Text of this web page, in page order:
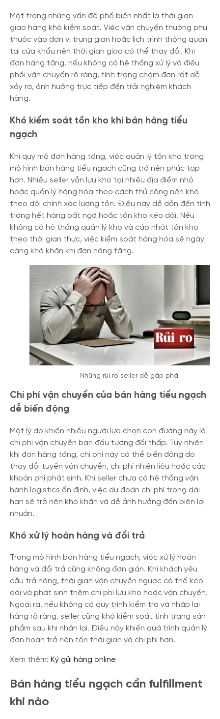
Một trong những vấn đề phổ biến nhất là thời gian
giao hàng khó kiểm soát. Việc vận chuyển thường phụ
thuộc vào đơn vị trung gian hoặc lịch trình thông quan
tại cửa khẩu nên thời gian giao có thể thay đổi. Khi
đơn hàng tăng, nếu không có hệ thống xử lý và điều
phối vận chuyển rõ ràng, tình trạng chậm đơn rất dễ
xảy ra, ảnh hưởng trực tiếp đến trải nghiệm khách
hàng.
Khó kiểm soát tồn kho khi bán hàng tiểu
ngạch
Khi quy mô đơn hàng tăng, việc quản lý tồn kho trong
mô hình bán hàng tiểu ngạch cũng trở nên phức tạp
hơn. Nhiều seller vẫn lưu kho tại nhiều địa điểm nhỏ
hoặc quản lý hàng hóa theo cách thủ công nên khó
theo dõi chính xác lượng tồn. Điều này dễ dẫn đến tình
trạng hết hàng bất ngờ hoặc tồn kho kéo dài. Nếu
không có hệ thống quản lý kho và cập nhật tồn kho
theo thời gian thực, việc kiểm soát hàng hóa sẽ ngày
càng khó khăn khi đơn hàng tăng.
Những rủi ro seller dễ gặp phải
Chi phí vận chuyển của bán hàng tiểu ngạch
dễ biến động
Một lý do khiến nhiều người lựa chọn con đường này là
chi phí vận chuyển ban đầu tương đối thấp. Tuy nhiên
khi đơn hàng tăng, chi phí này có thể biến động do
thay đổi tuyến vận chuyển, chi phí nhiên liệu hoặc các
khoản phí phát sinh. Khi seller chưa có hệ thống vận
hành logistics ổn định, việc dự đoán chi phí trong dài
hạn sẽ trở nên khó khăn và dễ ảnh hưởng đến biên lợi
nhuận.
Khó xử lý hoàn hàng và đổi trả
Trong mô hình bán hàng tiểu ngạch, việc xử lý hoàn
hàng và đổi trả cũng không đơn giản. Khi khách yêu
cầu trả hàng, thời gian vận chuyển ngược có thể kéo
dài và phát sinh thêm chi phí lưu kho hoặc vận chuyển.
Ngoài ra, nếu không có quy trình kiểm tra và nhập lại
hàng rõ ràng, seller cũng khó kiểm soát tình trạng sản
phẩm sau khi nhận lại. Điều này khiến quá trình quản lý
đơn hoàn trở nên tốn thời gian và chi phí hơn.
Xem thêm: Ký gửi hàng online
Bán hàng tiểu ngạch cần fulfillment
khi nào